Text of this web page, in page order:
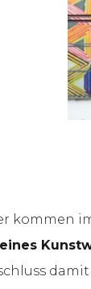
kommen